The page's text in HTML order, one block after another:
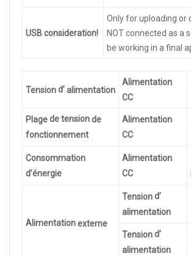
USBconsideration!
Only for uploading or
NOT connected as a
be working in a final
Tensiond’alimentation
Alimentation
CC
Plagede tensionde
fonctionnement
Alimentation
CC
Consommation
d’énergie
Alimentation
CC
Alimentationexterne
Tensiond’
alimentation
Tensiond’
alimentation